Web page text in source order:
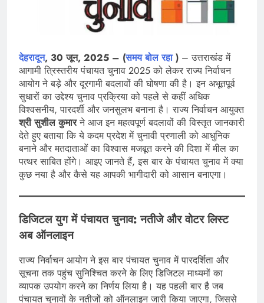
देहरादून, 30 जून, 2025 – (समय बोल रहा) – उत्तराखंड में
आगामी त्रिस्तरीय पंचायत चुनाव 2025 को लेकर राज्य निर्वाचन
आयोग ने बड़े और दूरगामी बदलावों की घोषणा की है। इन अभूतपूर्व
सुधारों का उद्देश्य चुनाव प्रक्रिया को पहले से कहीं अधिक
विश्वसनीय, पारदर्शी और जनसुलभ बनाना है। राज्य निर्वाचन आयुक्त
श्री सुशील कुमारने आज इन महत्वपूर्ण बदलावों की विस्तृत जानकारी
देते हुए बताया कि ये कदम प्रदेश में चुनावी प्रणाली को आधुनिक
बनाने और मतदाताओं का विश्वास मजबूत करने की दिशा में मील का
पत्थर साबित होंगे। आइए जानते हैं, इस बार के पंचायत चुनाव में क्या
कुछ नया है और कैसे यह आपकी भागीदारी को आसान बनाएगा।
डिजिटल युग में पंचायत चुनाव: नतीजे और वोटर लिस्ट
अब ऑनलाइन
राज्य निर्वाचन आयोग ने इस बार पंचायत चुनाव में पारदर्शिता और
सूचना तक पहुंच सुनिश्चित करने के लिए डिजिटल माध्यमों का
व्यापक उपयोग करने का निर्णय लिया है। यह पहली बार है जब
पंचायत चुनावों के नतीजों को ऑनलाइन जारी किया जाएगा, जिससे